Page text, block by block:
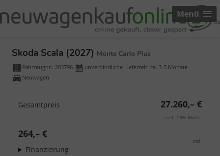
Menü
Skoda Scala (2027) Monte Carlo Plus
Fahrzeugnr.: 283796
unverbindliche Lieferzeit: ca. 3-5 Monate
Neuwagen
Gesamtpreis 27.260,– €
incl. 19% MwSt.
264,– €
mtl.
Finanzierung